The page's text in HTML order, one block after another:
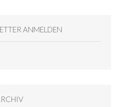
ANMELDEN